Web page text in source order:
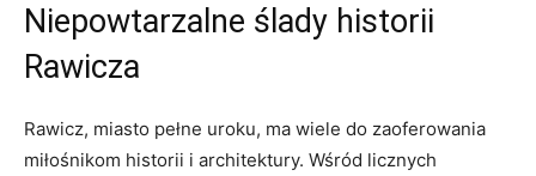
Niepowtarzalne ślady historii
Rawicza
Rawicz, miasto pełne uroku, ma wiele do zaoferowania
miłośnikom historii i architektury. Wśród licznych